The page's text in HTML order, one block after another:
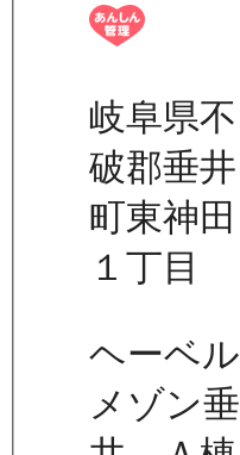
岐阜県不
破郡垂井
町東神田
１丁目
ヘーベル
メゾン垂